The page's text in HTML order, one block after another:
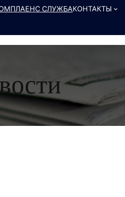
СЛУЖБАКОНТАКТЫ